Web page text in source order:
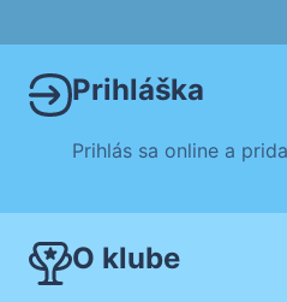
Prihláška
Prihlás sa online a
O klube